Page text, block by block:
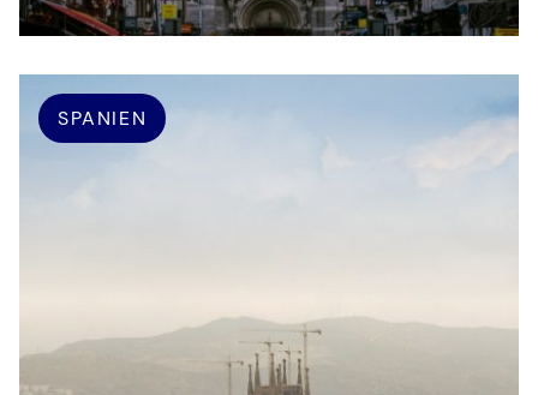
SPANIEN